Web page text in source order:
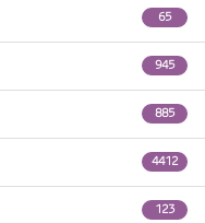
65
945
885
4412
123